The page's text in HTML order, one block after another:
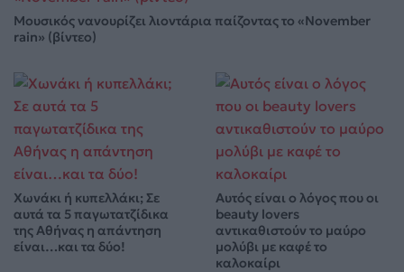
Μουσικός νανουρίζει λιοντάρια παίζοντας το «November
rain» (βίντεο)
Χωνάκι ή κυπελλάκι; Σε
αυτά τα 5 παγωτατζίδικα
της Αθήνας η απάντηση
είναι…και τα δύο!
Αυτός είναι ο λόγος που οι
beauty lovers
αντικαθιστούν το μαύρο
μολύβι με καφέ το
καλοκαίρι